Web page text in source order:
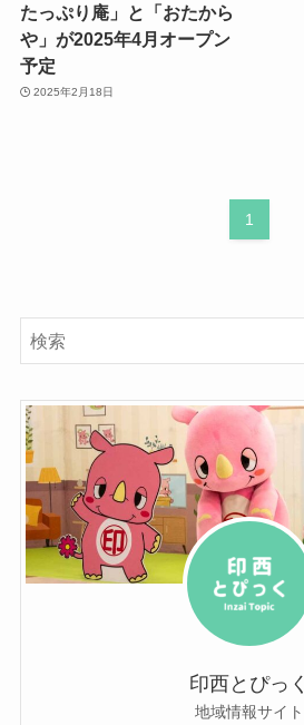
たっぷり庵」と「おたから
や」が2025年4月オープン
予定
2025年2月18日
1
印西とぴっく
地域情報サイト